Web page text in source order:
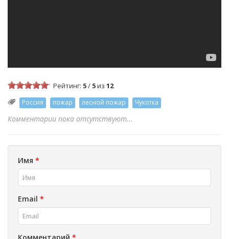
Рейтинг: 5/ 5из 12
Россия пожар лесной пожар Чукотка
Комментарии пока отсутствуют...
Имя *
Email *